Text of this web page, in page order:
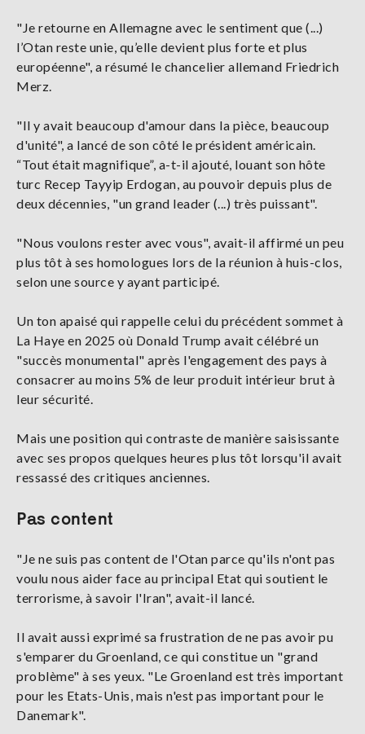
"Je retourne en Allemagne avec le sentiment que (...)
l’Otan reste unie, qu’elle devient plus forte et plus
européenne", a résumé le chancelier allemand Friedrich
Merz.
"Il y avait beaucoup d'amour dans la pièce, beaucoup
d'unité", a lancé de son côté le président américain.
“Tout était magnifique”, a-t-il ajouté, louant son hôte
turc Recep Tayyip Erdogan, au pouvoir depuis plus de
deux décennies, "un grand leader (...) très puissant".
"Nous voulons rester avec vous", avait-il affirmé un peu
plus tôt à ses homologues lors de la réunion à huis-clos,
selon une source y ayant participé.
Un ton apaisé qui rappelle celui du précédent sommet à
La Haye en 2025 où Donald Trump avait célébré un
"succès monumental" après l'engagement des pays à
consacrer au moins 5% de leur produit intérieur brut à
leur sécurité.
Mais une position qui contraste de manière saisissante
avec ses propos quelques heures plus tôt lorsqu'il avait
ressassé des critiques anciennes.
Pas content
"Je ne suis pas content de l'Otan parce qu'ils n'ont pas
voulu nous aider face au principal Etat qui soutient le
terrorisme, à savoir l'Iran", avait-il lancé.
Il avait aussi exprimé sa frustration de ne pas avoir pu
s'emparer du Groenland, ce qui constitue un "grand
problème" à ses yeux. "Le Groenland est très important
pour les Etats-Unis, mais n'est pas important pour le
Danemark".